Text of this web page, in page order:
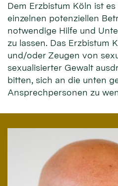
Dem Erzbistum Köln ist
einzelnen potenziellen
notwendige Hilfe und
zu lassen. Das Erzbistum
und/oder Zeugen von
sexualisierter Gewalt
bitten, sich an die unten
Ansprechpersonen zu